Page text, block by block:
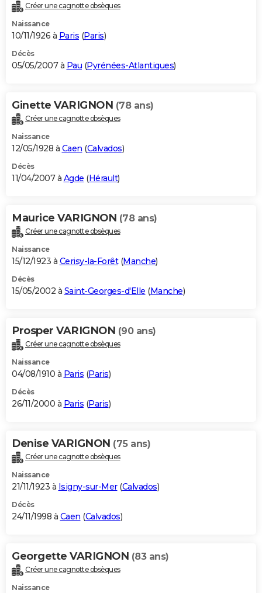
Créer une cagnotte obsèques
Naissance
10/11/1926 à Paris (Paris)
Décès
05/05/2007 à Pau (Pyrénées-Atlantiques)
Ginette VARIGNON (78 ans)
Créer une cagnotte obsèques
Naissance
12/05/1928 à Caen (Calvados)
Décès
11/04/2007 à Agde (Hérault)
Maurice VARIGNON (78 ans)
Créer une cagnotte obsèques
Naissance
15/12/1923 à Cerisy-la-Forêt(Manche)
Décès
15/05/2002 à Saint-Georges-d'Elle (Manche)
Prosper VARIGNON (90 ans)
Créer une cagnotte obsèques
Naissance
04/08/1910 à Paris (Paris)
Décès
26/11/2000 à Paris (Paris)
Denise VARIGNON (75 ans)
Créer une cagnotte obsèques
Naissance
21/11/1923 à Isigny-sur-Mer(Calvados)
Décès
24/11/1998 à Caen (Calvados)
Georgette VARIGNON (83 ans)
Créer une cagnotte obsèques
Naissance